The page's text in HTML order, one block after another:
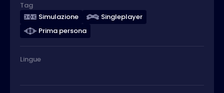
Tag
Simulazione
Singleplayer
Prima persona
Lingue